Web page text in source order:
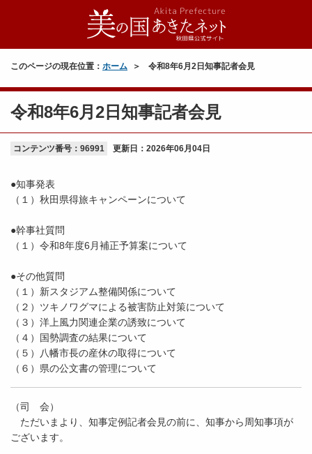
このページの現在位置： ホーム 令和8年6月2日知事記者会見
令和8年6月2日知事記者会見
コンテンツ番号：96991 更新日： 2026年06月04日
●知事発表
（１）秋田県得旅キャンペーンについて
●幹事社質問
（１）令和8年度6月補正予算案について
●その他質問
（１）新スタジアム整備関係について
（２）ツキノワグマによる被害防止対策について
（３）洋上風力関連企業の誘致について
（４）国勢調査の結果について
（５）八幡市長の産休の取得について
（６）県の公文書の管理について
（司 会）
ただいまより、知事定例記者会見の前に、知事から周知事項が
ございます。